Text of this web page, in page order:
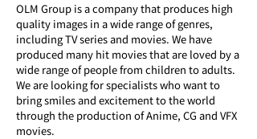
OLM Group is a company that produces high
quality images in a wide range of genres,
including TV series and movies. We have
produced many hit movies that are loved by a
wide range of people from children to adults.
We are looking for specialists who want to
bring smiles and excitement to the world
through the production of Anime, CG and VFX
movies.